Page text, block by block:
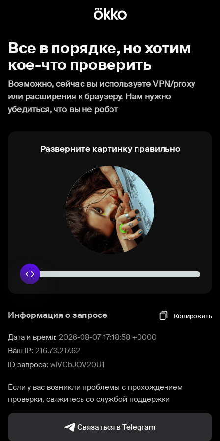
Все в порядке, но хотим
кое-что проверить
Возможно, сейчас вы используете VPN/proxy
или расширения к браузеру. Нам нужно
убедиться, что вы не робот
Разверните картинку правильно
Информация о запросе Копировать
Дата и время: 2026-08-07 17:18:58 +0000
Ваш IP: 216.73.217.62
ID запроса: wIVCbJQV20U1
Если у вас возникли проблемы с прохождением
проверки, свяжитесь со службой поддержки
Связаться в Telegram